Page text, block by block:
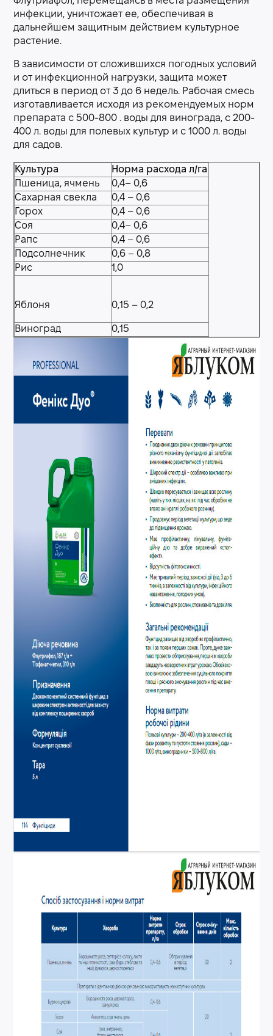
инфекции, уничтожает ее, обеспечивая в
дальнейшем защитным действием культурное
растение.
В зависимости от сложившихся погодных условий
и от инфекционной нагрузки, защита может
длиться в период от 3 до 6 недель. Рабочая смесь
изготавливается исходя из рекомендуемых норм
препарата с 500-800 . воды для винограда, с 200-
400 л. воды для полевых культур и с 1000 л. воды
для садов.
Культура
Норма расхода л/га
Пшеница, ячмень
0,4– 0,6
Сахарная свекла
0,4 – 0,6
Горох
0,4 – 0,6
Соя
0,4– 0,6
Рапс
0,4 – 0,6
Подсолнечник
0,6 – 0,8
Рис
1,0
Яблоня 0,15 – 0,2
Виноград 0,15